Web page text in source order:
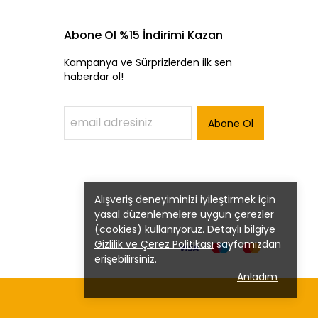
Alışveriş deneyiminizi iyileştirmek için
yasal düzenlemelere uygun çerezler
(cookies) kullanıyoruz. Detaylı bilgiye
Gizlilik ve Çerez Politikasısayfamızdan
erişebilirsiniz.
Anladım
Abone Ol %15 İndirimi Kazan
Kampanya ve Sürprizlerden ilk sen
haberdar ol!
Abone Ol